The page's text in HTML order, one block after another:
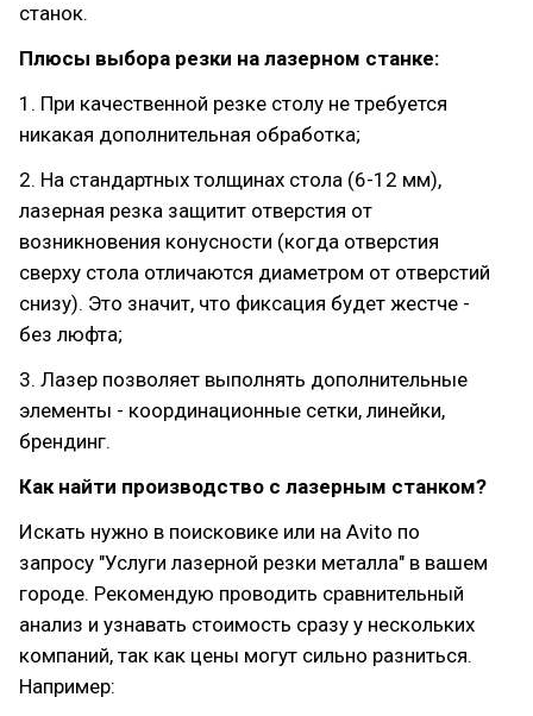
станок.
Плюсы выбора резки на лазерном станке:
1. При качественной резке столу не требуется
никакая дополнительная обработка;
2. На стандартных толщинах стола (6-12 мм),
лазерная резка защитит отверстия от
возникновения конусности (когда отверстия
сверху стола отличаются диаметром от отверстий
снизу). Это значит, что фиксация будет жестче -
без люфта;
3. Лазер позволяет выполнять дополнительные
элементы - координационные сетки, линейки,
брендинг.
Как найти производство с лазерным станком?
Искать нужно в поисковике или на Avito по
запросу "Услуги лазерной резки металла" в вашем
городе. Рекомендую проводить сравнительный
анализ и узнавать стоимость сразу у нескольких
компаний, так как цены могут сильно разниться.
Например: